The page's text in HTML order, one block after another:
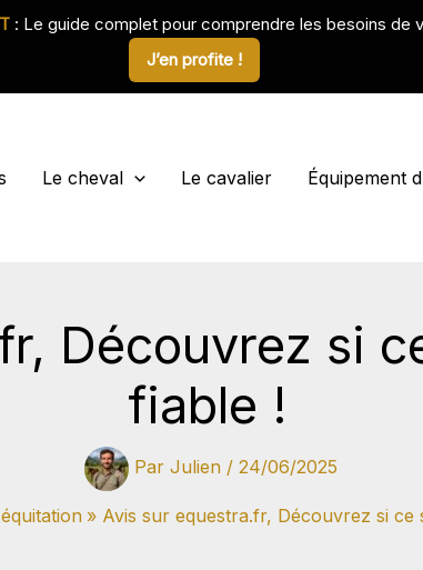
Le cheval Le cavalier Équipement
Découvrez si
fiable !
Par Julien / 24/06/2025
Avis sur equestra.fr, Découvrez si ce
: Le guide complet pour comprendre les besoins de
J’en profite !